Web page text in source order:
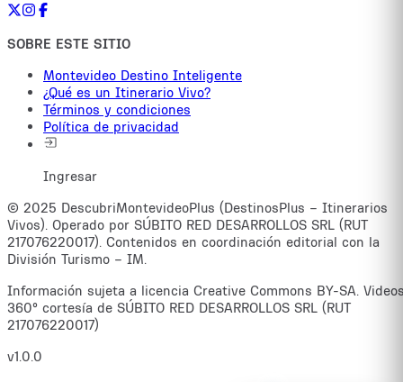
SOBRE ESTE SITIO
Montevideo Destino Inteligente
¿Qué es un Itinerario Vivo?
Términos y condiciones
Política de privacidad
Ingresar
© 2025 DescubriMontevideoPlus (DestinosPlus – Itinerarios
Vivos). Operado por SÚBITO RED DESARROLLOS SRL (RUT
217076220017). Contenidos en coordinación editorial con la
División Turismo – IM.
Información sujeta a licencia Creative Commons BY-SA.
360° cortesía de SÚBITO RED DESARROLLOS SRL (RUT
217076220017)
v1.0.0